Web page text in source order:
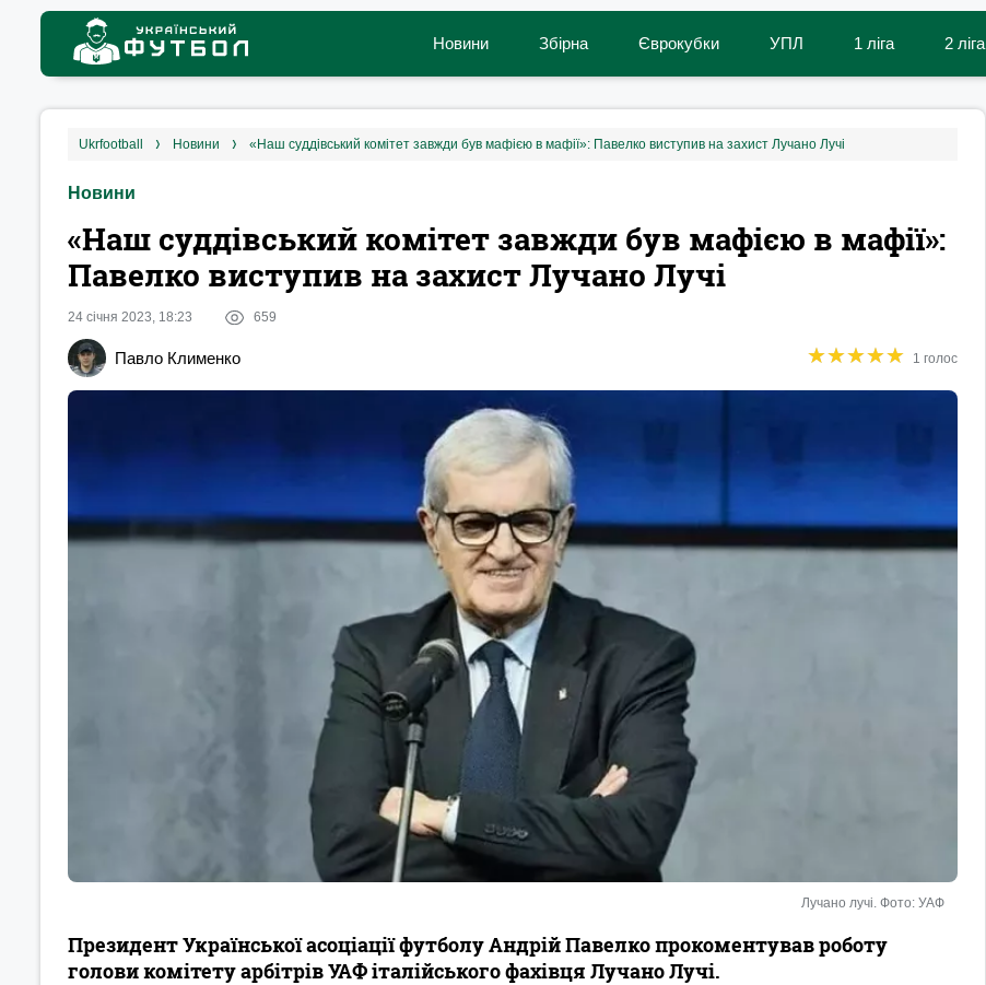
Новини Збірна Єврокубки УПЛ 1 ліга 2 ліга
ukrfootball новини «Наш суддівський комітет завжди був мафією в мафії»: Павелко виступив на захист Лучано Лучі
Новини
«Наш суддівський комітет завжди був мафією в мафії»:
Павелко виступив на захист Лучано Лучі
24 січня 2023, 18:23 659
Павло Клименко ★★★★★
★★★★★ 1 голос
Лучано лучі. Фото: УАФ
Президент Української асоціації футболу Андрій Павелко прокоментував роботу
голови комітету арбітрів УАФ італійського фахівця Лучано Лучі.